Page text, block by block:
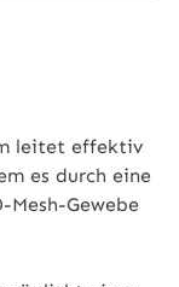
leitet effektiv
es durch eine
Gewebe